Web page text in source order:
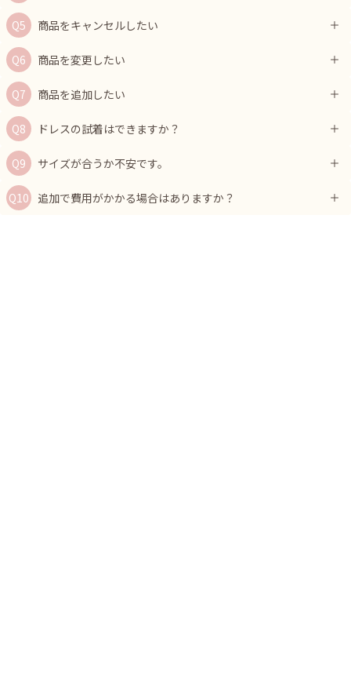
商品をキャンセルしたい
商品を変更したい
商品を追加したい
ドレスの試着はできますか？
サイズが合うか不安です。
追加で費用がかかる場合はありますか？